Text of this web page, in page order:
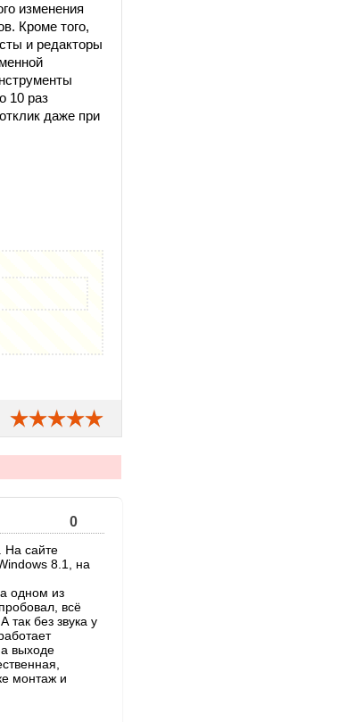
изменения
Кроме того,
и редакторы
10 раз
даже при
0
На сайте
8.1, на
одном из
всё
так без звука у
выходе
монтаж и